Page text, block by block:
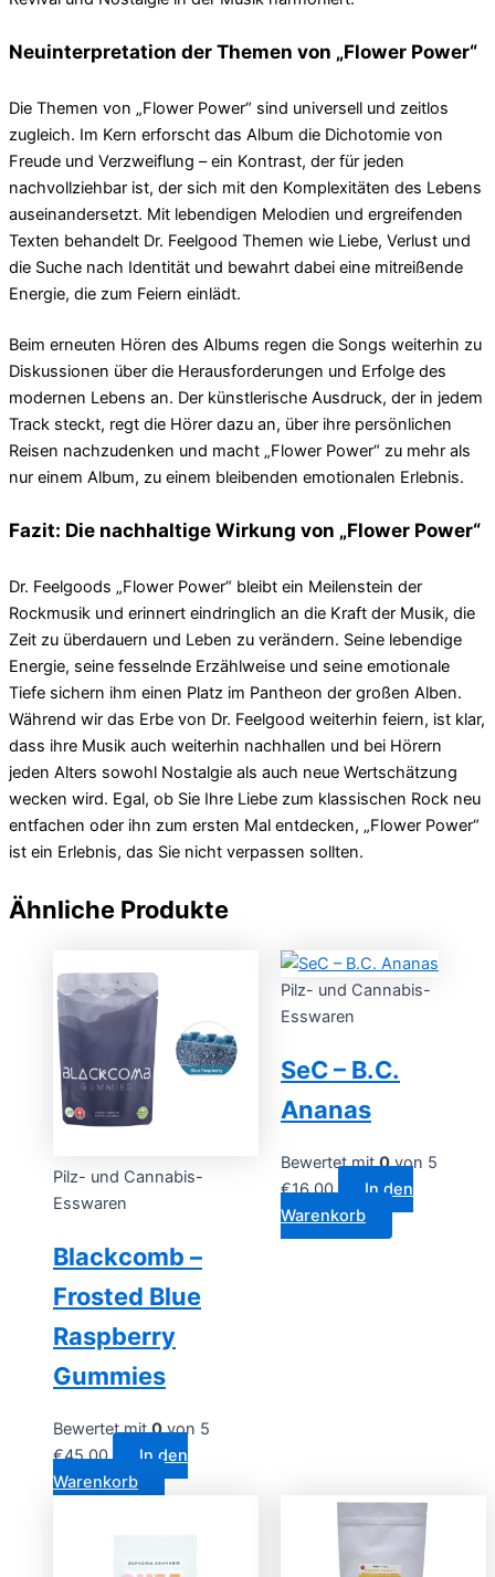
Neuinterpretation der Themen von „Flower Power“
Die Themen von „Flower Power“ sind universell und zeitlos
zugleich. Im Kern erforscht das Album die Dichotomie von
Freude und Verzweiflung – ein Kontrast, der für jeden
nachvollziehbar ist, der sich mit den Komplexitäten des Lebens
auseinandersetzt. Mit lebendigen Melodien und ergreifenden
Texten behandelt Dr. Feelgood Themen wie Liebe, Verlust und
die Suche nach Identität und bewahrt dabei eine mitreißende
Energie, die zum Feiern einlädt.
Beim erneuten Hören des Albums regen die Songs weiterhin zu
Diskussionen über die Herausforderungen und Erfolge des
modernen Lebens an. Der künstlerische Ausdruck, der in jedem
Track steckt, regt die Hörer dazu an, über ihre persönlichen
Reisen nachzudenken und macht „Flower Power“ zu mehr als
nur einem Album, zu einem bleibenden emotionalen Erlebnis.
Fazit: Die nachhaltige Wirkung von „Flower Power“
Dr. Feelgoods „Flower Power“ bleibt ein Meilenstein der
Rockmusik und erinnert eindringlich an die Kraft der Musik, die
Zeit zu überdauern und Leben zu verändern. Seine lebendige
Energie, seine fesselnde Erzählweise und seine emotionale
Tiefe sichern ihm einen Platz im Pantheon der großen Alben.
Während wir das Erbe von Dr. Feelgood weiterhin feiern, ist klar,
dass ihre Musik auch weiterhin nachhallen und bei Hörern
jeden Alters sowohl Nostalgie als auch neue Wertschätzung
wecken wird. Egal, ob Sie Ihre Liebe zum klassischen Rock neu
entfachen oder ihn zum ersten Mal entdecken, „Flower Power“
ist ein Erlebnis, das Sie nicht verpassen sollten.
Ähnliche Produkte
Pilz- und Cannabis-
Esswaren
Blackcomb –
Frosted Blue
Raspberry
Gummies
Bewertet mit0von 5
€45.00
In den
Warenkorb
Pilz- und Cannabis-
Esswaren
SeC – B.C.
Ananas
Bewertet mit0von 5
€16.00
In den
Warenkorb